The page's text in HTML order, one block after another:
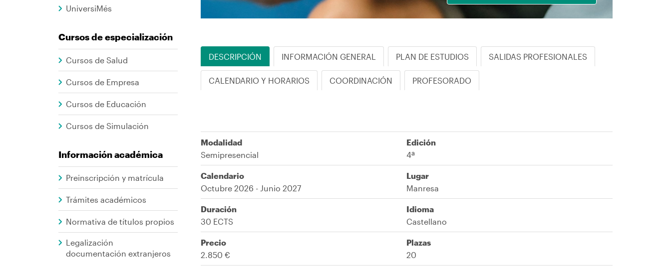
UniversiMés
Cursos de especialización
Cursos de Salud
Cursos de Empresa
Cursos de Educación
Cursos de Simulación
Información académica
Preinscripción y matrícula
Trámites académicos
Normativa de títulos propios
Legalización
documentación extranjeros
DESCRIPCIÓN INFORMACIÓN GENERAL PLAN DE ESTUDIOS SALIDAS PROFESIONALES
CALENDARIO Y HORARIOS COORDINACIÓN PROFESORADO
Modalidad
Semipresencial
Edición
4ª
Calendario
Octubre 2026 - Junio 2027
Lugar
Manresa
Duración
30 ECTS
Idioma
Castellano
Precio
2.850 €
Plazas
20